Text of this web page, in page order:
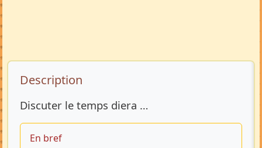
Description de l’annonce
Description
Discuter le temps diera …
En bref